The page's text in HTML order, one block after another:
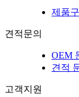
제품
견적문의
OEM
견적
고객지원